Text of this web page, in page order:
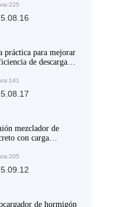
para mayor
en obra
práctica para mejorar
de descarga
AS-4.0 y su
rotativo de 270
mezclador de
con carga
obras rurales y
de hormigón